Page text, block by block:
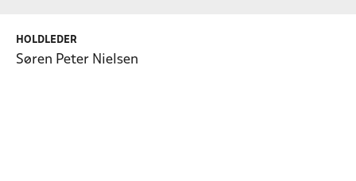
HOLDLEDER
Søren Peter Nielsen